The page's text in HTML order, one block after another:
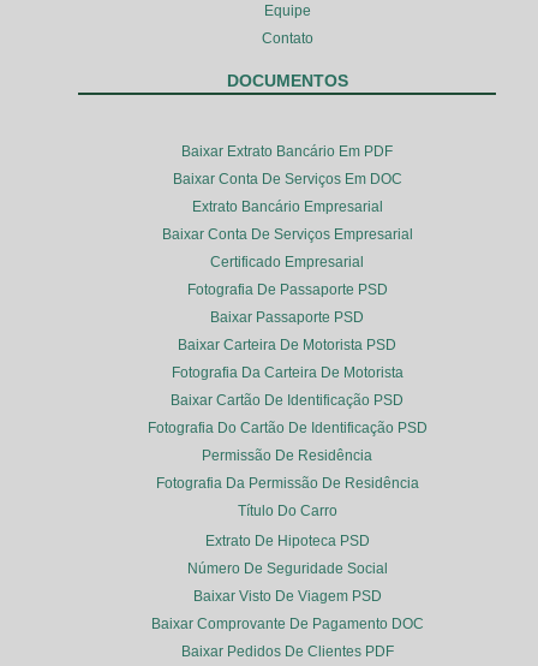
Equipe
Contato
DOCUMENTOS
Baixar Extrato Bancário Em PDF
Baixar Conta De Serviços Em DOC
Extrato Bancário Empresarial
Baixar Conta De Serviços Empresarial
Certificado Empresarial
Fotografia De Passaporte PSD
Baixar Passaporte PSD
Baixar Carteira De Motorista PSD
Fotografia Da Carteira De Motorista
Baixar Cartão De Identificação PSD
Fotografia Do Cartão De Identificação PSD
Permissão De Residência
Fotografia Da Permissão De Residência
Título Do Carro
Extrato De Hipoteca PSD
Número De Seguridade Social
Baixar Visto De Viagem PSD
Baixar Comprovante De Pagamento DOC
Baixar Pedidos De Clientes PDF